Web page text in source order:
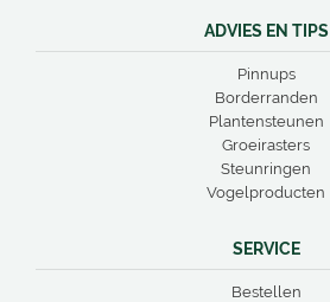
ADVIES EN TIPS
Pinnups
Borderranden
Plantensteunen
Groeirasters
Steunringen
Vogelproducten
SERVICE
Bestellen